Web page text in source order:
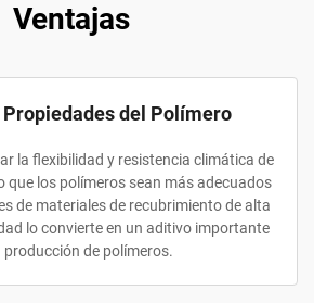
Ventajas
del Polímero
la flexibilidad y resistencia climática de
que los polímeros sean más adecuados
de materiales de recubrimiento de alta
lo convierte en un aditivo importante
producción de polímeros.